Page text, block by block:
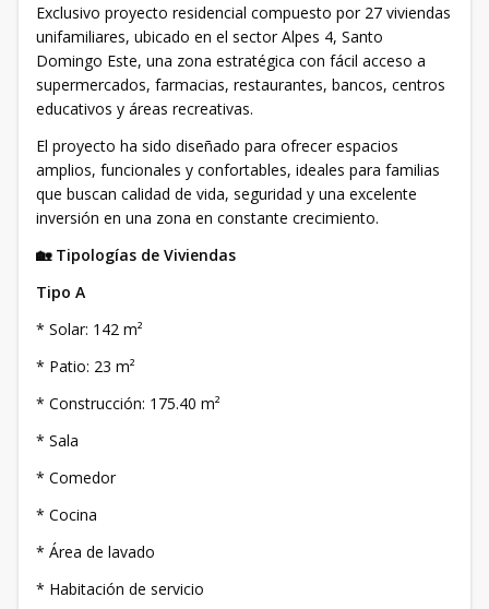
Exclusivo proyecto residencial compuesto por 27 viviendas
unifamiliares, ubicado en el sector Alpes 4, Santo
Domingo Este, una zona estratégica con fácil acceso a
supermercados, farmacias, restaurantes, bancos, centros
educativos y áreas recreativas.
El proyecto ha sido diseñado para ofrecer espacios
amplios, funcionales y confortables, ideales para familias
que buscan calidad de vida, seguridad y una excelente
inversión en una zona en constante crecimiento.
🏡 Tipologías de Viviendas
Tipo A
* Solar: 142 m²
* Patio: 23 m²
* Construcción: 175.40 m²
* Sala
* Comedor
* Cocina
* Área de lavado
* Habitación de servicio